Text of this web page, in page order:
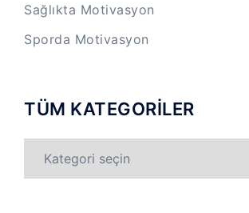
Sağlıkta Motivasyon
Sporda Motivasyon
TÜM KATEGORİLER
KATEGORİLER